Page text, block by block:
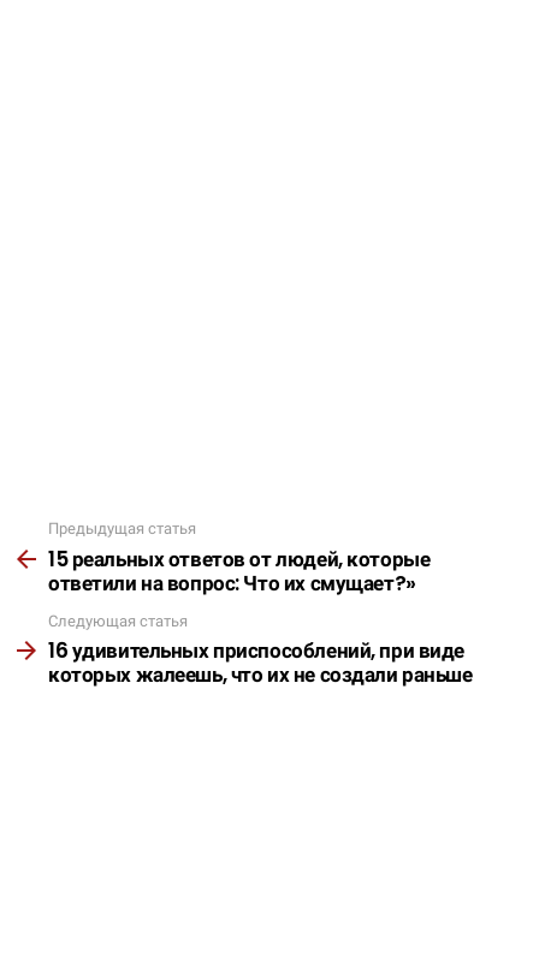
Подробнее
Предыдущая статья
15 реальных ответов от людей, которые
ответили на вопрос: Что их смущает?»
Следующая статья
16 удивительных приспособлений, при виде
которых жалеешь, что их не создали раньше